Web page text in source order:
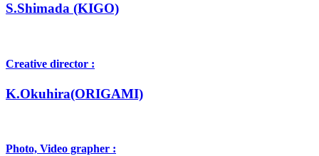
S.Shimada (KIGO)
Creative director :
K.Okuhira(ORIGAMI)
Photo, Video grapher :